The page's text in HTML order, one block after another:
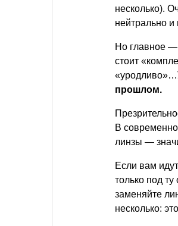
несколько).
нейтрально
Но главное —
стоит
«уродливо»…
прошлом.
В
линзы —
Если вам
только под
заменяйте
несколько: